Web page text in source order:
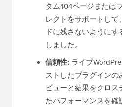
タム404ページまたは
レクトをサポートし
ドに残さないように
しました。
信頼性: ライブ
ストしたプラグインの
ビューと結果をクロ
たパフォーマンスを確